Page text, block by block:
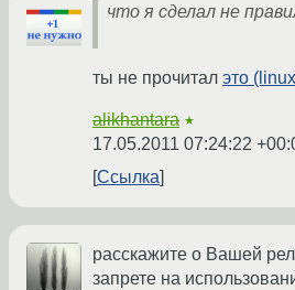
что я сделал не
ты не прочитал это
alikhantara ★
17.05.2011 07:24:22
Ссылка
расскажите о Вашей
запрете на